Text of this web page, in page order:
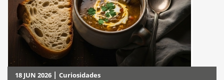
18 JUN 2026 | Curiosidades